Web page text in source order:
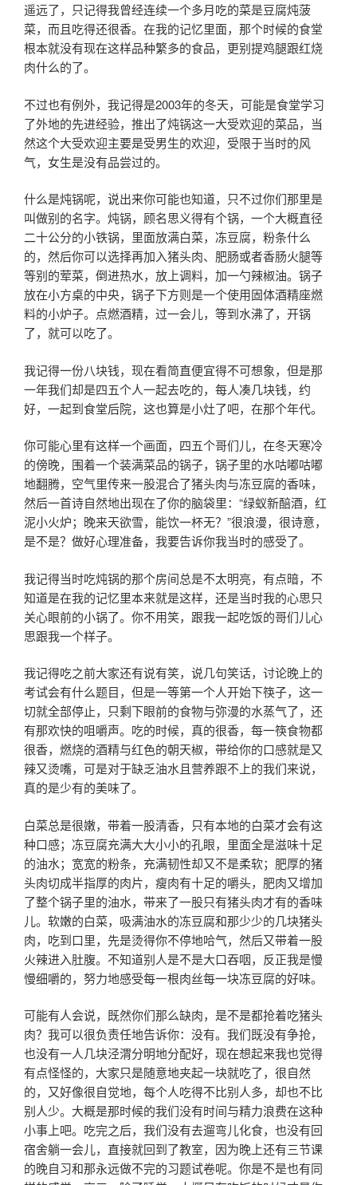
遥远了，只记得我曾经连续一个多月吃的菜是豆腐炖菠
菜，而且吃得还很香。在我的记忆里面，那个时候的食堂
根本就没有现在这样品种繁多的食品，更别提鸡腿跟红烧
肉什么的了。
不过也有例外，我记得是2003年的冬天，可能是食堂学习
了外地的先进经验，推出了炖锅这一大受欢迎的菜品，当
然这个大受欢迎主要是受男生的欢迎，受限于当时的风
气，女生是没有品尝过的。
什么是炖锅呢，说出来你可能也知道，只不过你们那里是
叫做别的名字。炖锅，顾名思义得有个锅，一个大概直径
二十公分的小铁锅，里面放满白菜，冻豆腐，粉条什么
的，然后你可以选择再加入猪头肉、肥肠或者香肠火腿等
等别的荤菜，倒进热水，放上调料，加一勺辣椒油。锅子
放在小方桌的中央，锅子下方则是一个使用固体酒精座燃
料的小炉子。点燃酒精，过一会儿，等到水沸了，开锅
了，就可以吃了。
我记得一份八块钱，现在看简直便宜得不可想象，但是那
一年我们却是四五个人一起去吃的，每人凑几块钱，约
好，一起到食堂后院，这也算是小灶了吧，在那个年代。
你可能心里有这样一个画面，四五个哥们儿，在冬天寒冷
的傍晚，围着一个装满菜品的锅子，锅子里的水咕嘟咕嘟
地翻腾，空气里传来一股混合了猪头肉与冻豆腐的香味，
然后一首诗自然地出现在了你的脑袋里：“绿蚁新醅酒，红
泥小火炉；晚来天欲雪，能饮一杯无？”很浪漫，很诗意，
是不是？做好心理准备，我要告诉你我当时的感受了。
我记得当时吃炖锅的那个房间总是不太明亮，有点暗，不
知道是在我的记忆里本来就是这样，还是当时我的心思只
关心眼前的小锅了。你不用笑，跟我一起吃饭的哥们儿心
思跟我一个样子。
我记得吃之前大家还有说有笑，说几句笑话，讨论晚上的
考试会有什么题目，但是一等第一个人开始下筷子，这一
切就全部停止，只剩下眼前的食物与弥漫的水蒸气了，还
有那欢快的咀嚼声。吃的时候，真的很香，每一筷食物都
很香，燃烧的酒精与红色的朝天椒，带给你的口感就是又
辣又烫嘴，可是对于缺乏油水且营养跟不上的我们来说，
真的是少有的美味了。
白菜总是很嫩，带着一股清香，只有本地的白菜才会有这
种口感；冻豆腐充满大大小小的孔眼，里面全是滋味十足
的油水；宽宽的粉条，充满韧性却又不是柔软；肥厚的猪
头肉切成半指厚的肉片，瘦肉有十足的嚼头，肥肉又增加
了整个锅子里的油水，带来了一股只有猪头肉才有的香味
儿。软嫩的白菜，吸满油水的冻豆腐和那少少的几块猪头
肉，吃到口里，先是烫得你不停地哈气，然后又带着一股
火辣进入肚腹。不知道别人是不是大口吞咽，反正我是慢
慢细嚼的，努力地感受每一根肉丝每一块冻豆腐的好味。
可能有人会说，既然你们那么缺肉，是不是都抢着吃猪头
肉？我可以很负责任地告诉你：没有。我们既没有争抢，
也没有一人几块泾渭分明地分配好，现在想起来我也觉得
有点怪怪的，大家只是随意地夹起一块就吃了，很自然
的，又好像很自觉地，每个人吃得不比别人多，却也不比
别人少。大概是那时候的我们没有时间与精力浪费在这种
小事上吧。吃完之后，我们没有去遛弯儿化食，也没有回
宿舍躺一会儿，直接就回到了教室，因为晚上还有三节课
的晚自习和那永远做不完的习题试卷呢。你是不是也有同